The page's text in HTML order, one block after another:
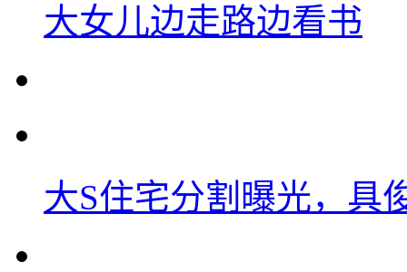
大女儿边走路边看书
大S住宅分割曝光，具